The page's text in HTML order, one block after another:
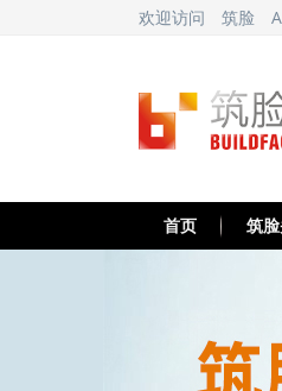
欢迎访问 筑脸
首页 筑